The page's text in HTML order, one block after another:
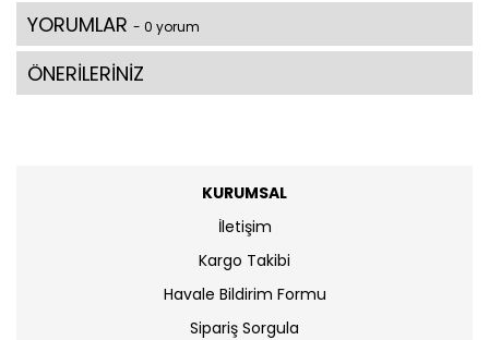
YORUMLAR - 0 yorum
ÖNERİLERİNİZ
KURUMSAL
İletişim
Kargo Takibi
Havale Bildirim Formu
Sipariş Sorgula